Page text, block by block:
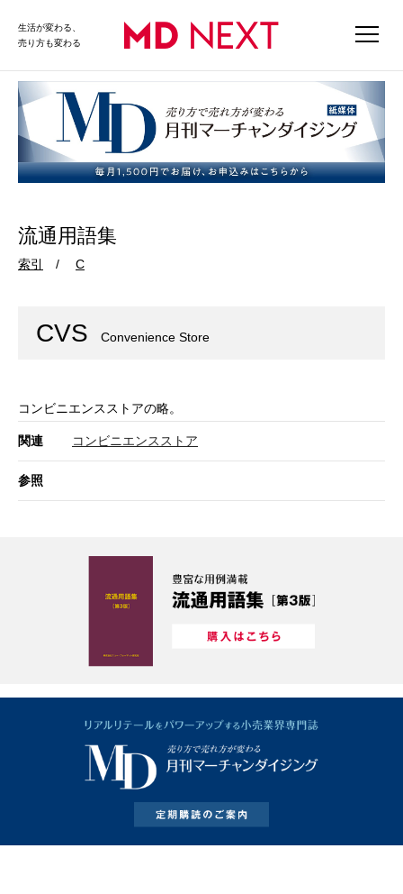
生活が変わる、
売り方も変わる
流通用語集
索引 C
CVS Convenience Store
コンビニエンスストアの略。
関連 コンビニエンスストア
参照